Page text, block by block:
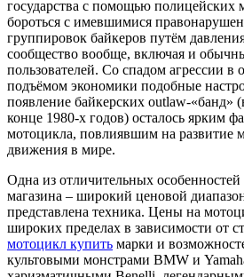
государства с помощью полицейских
бороться с имевшимися
группировок байкеров путём
сообщество вообще, включая и
пользователей. Со спадом агрессии в
подъёмом экономики подобные
появление байкерских outlaw-
конце 1980-х годов) осталось ярким
мотоцикла, повлиявшим на развитие
движения в мире.
Одна из отличительных
магазина – широкий ценовой
представлена техника. Цены на
широких пределах в зависимости от
мотоцикл купить марки и
культовыми монстрами BMW и